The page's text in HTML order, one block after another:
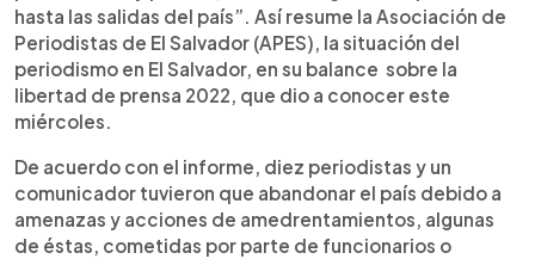
hasta las salidas del país”. Así resume la Asociación de
Periodistas de El Salvador (APES), la situación del
periodismo en El Salvador, en su balance sobre la
libertad de prensa 2022, que dio a conocer este
miércoles.
De acuerdo con el informe, diez periodistas y un
comunicador tuvieron que abandonar el país debido a
amenazas y acciones de amedrentamientos, algunas
de éstas, cometidas por parte de funcionarios o